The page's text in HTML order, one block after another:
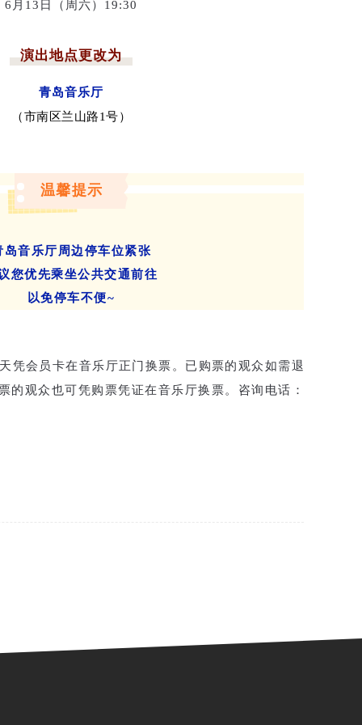
6月13日（周六）19:30
演出地点更改为
青岛音乐厅
（市南区兰山路1号）
温馨提示
岛音乐厅 周边停车位紧张
您优先乘坐公共交通前往
以免停车不便~
凭会员卡在音乐厅正门换票。已购票的观众如需退
的观众也可凭购票凭证在音乐厅换票。 咨询电话：